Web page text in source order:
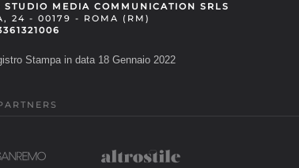
MEDIA COMMUNICATION SRLS
24 - 00179 - ROMA (RM)
Stampa in data 18 Gennaio 2022